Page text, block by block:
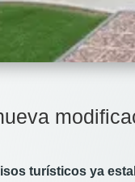
turísticos ya